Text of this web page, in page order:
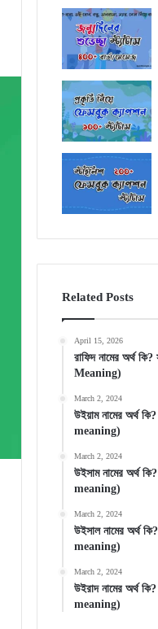
Related Posts
April 15, 2026
রাফিদ নামের অর্থ
Meaning)
March 2, 2024
উইয়াম নামের অর্থ
meaning)
March 2, 2024
উইসাম নামের অর্থ
meaning)
March 2, 2024
উইসাল নামের অর্থ
meaning)
March 2, 2024
উইরাদ নামের অর্থ
meaning)